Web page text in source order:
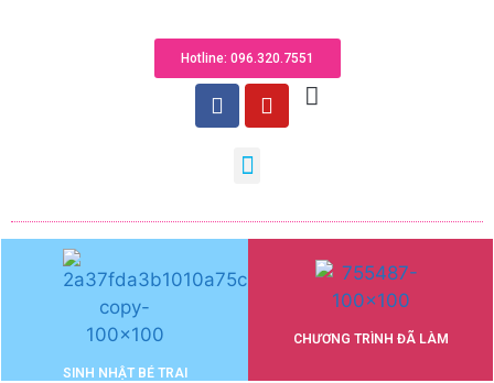
Hotline: 096.320.755​1
SINH NHẬT BÉ TRAI
CHƯƠNG TRÌNH ĐÃ LÀM